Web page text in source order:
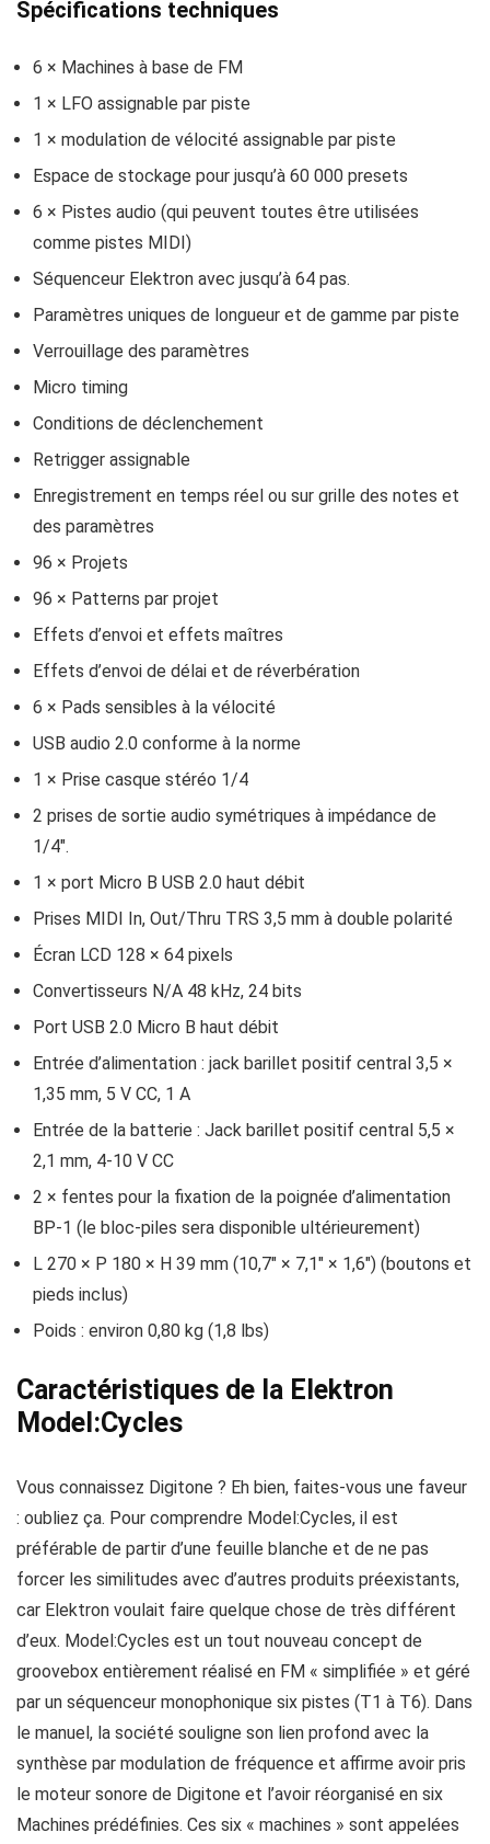
Spécifications techniques
6 × Machines à base de FM
1 × LFO assignable par piste
1 × modulation de vélocité assignable par piste
Espace de stockage pour jusqu’à 60 000 presets
6 × Pistes audio (qui peuvent toutes être utilisées
comme pistes MIDI)
Séquenceur Elektron avec jusqu’à 64 pas.
Paramètres uniques de longueur et de gamme par piste
Verrouillage des paramètres
Micro timing
Conditions de déclenchement
Retrigger assignable
Enregistrement en temps réel ou sur grille des notes et
des paramètres
96 × Projets
96 × Patterns par projet
Effets d’envoi et effets maîtres
Effets d’envoi de délai et de réverbération
6 × Pads sensibles à la vélocité
USB audio 2.0 conforme à la norme
1 × Prise casque stéréo 1/4
2 prises de sortie audio symétriques à impédance de
1/4″.
1 × port Micro B USB 2.0 haut débit
Prises MIDI In, Out/Thru TRS 3,5 mm à double polarité
Écran LCD 128 × 64 pixels
Convertisseurs N/A 48 kHz, 24 bits
Port USB 2.0 Micro B haut débit
Entrée d’alimentation : jack barillet positif central 3,5 ×
1,35 mm, 5 V CC, 1 A
Entrée de la batterie : Jack barillet positif central 5,5 ×
2,1 mm, 4-10 V CC
2 × fentes pour la fixation de la poignée d’alimentation
BP-1 (le bloc-piles sera disponible ultérieurement)
L 270 × P 180 × H 39 mm (10,7″ × 7,1″ × 1,6″) (boutons et
pieds inclus)
Poids : environ 0,80 kg (1,8 lbs)
Caractéristiques de la Elektron
Model:Cycles
Vous connaissez Digitone ? Eh bien, faites-vous une faveur
: oubliez ça. Pour comprendre Model:Cycles, il est
préférable de partir d’une feuille blanche et de ne pas
forcer les similitudes avec d’autres produits préexistants,
car Elektron voulait faire quelque chose de très différent
d’eux. Model:Cycles est un tout nouveau concept de
groovebox entièrement réalisé en FM « simplifiée » et géré
par un séquenceur monophonique six pistes (T1 à T6). Dans
le manuel, la société souligne son lien profond avec la
synthèse par modulation de fréquence et affirme avoir pris
le moteur sonore de Digitone et l’avoir réorganisé en six
Machines prédéfinies. Ces six « machines » sont appelées